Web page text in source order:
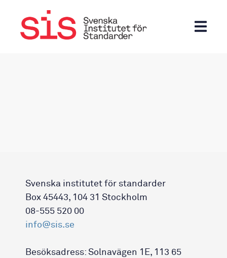
Svenska institutet för standarder
Box 45443, 104 31 Stockholm
08-555 520 00
info@sis.se
Besöksadress: Solnavägen 1E, 113 65